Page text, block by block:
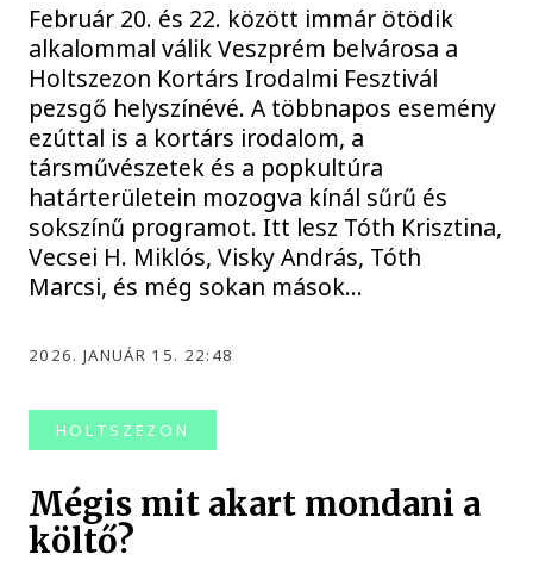
Február 20. és 22. között immár ötödik
alkalommal válik Veszprém belvárosa a
Holtszezon Kortárs Irodalmi Fesztivál
pezsgő helyszínévé. A többnapos esemény
ezúttal is a kortárs irodalom, a
társművészetek és a popkultúra
határterületein mozogva kínál sűrű és
sokszínű programot. Itt lesz Tóth Krisztina,
Vecsei H. Miklós, Visky András, Tóth
Marcsi, és még sokan mások...
2026. JANUÁR 15. 22:48
HOLTSZEZON
Mégis mit akart mondani a
költő?